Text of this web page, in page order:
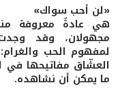
«لن أحب سواك»
هي عادةٌ معروفة
مجهولان، وقد
لمفهوم الحب
العشّاق مفاتيحها
ما يمكن أن نشاهده.